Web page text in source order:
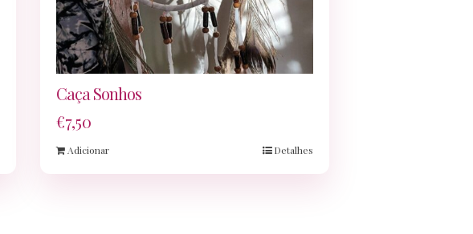
Caça Sonhos
€7,50
Adicionar Detalhes